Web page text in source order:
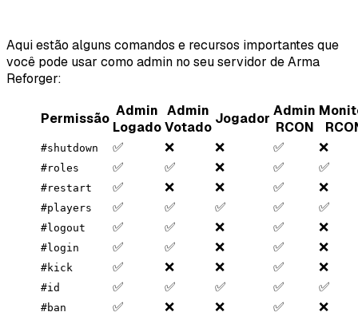
Aqui estão alguns comandos e recursos importantes que
você pode usar como admin no seu servidor de Arma
Reforger:
Permissão Admin
Logado
Admin
Votado
Jogador Admin
RCON
#shutdown ✅ ❌ ❌ ✅ ❌
#roles ✅ ✅ ❌ ✅ ✅
#restart ✅ ❌ ❌ ✅ ❌
#players ✅ ✅ ✅ ✅ ✅
#logout ✅ ✅ ❌ ✅ ❌
#login ✅ ✅ ❌ ✅ ❌
#kick ✅ ❌ ❌ ✅ ❌
#id ✅ ✅ ✅ ✅ ✅
#ban ✅ ❌ ❌ ✅
❌